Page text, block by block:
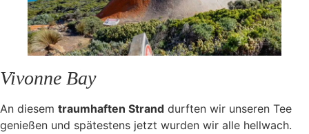
Vivonne Bay
An diesem traumhaften Strand durften wir unseren Tee
genießen und spätestens jetzt wurden wir alle hellwach.